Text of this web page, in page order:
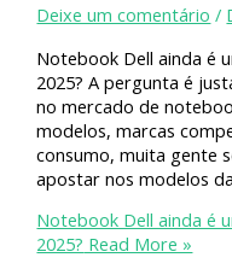
Deixe um comentário /
Notebook Dell ainda é
2025? A pergunta é
no mercado de
modelos, marcas
consumo, muita gente
apostar nos modelos
Notebook Dell ainda é
2025? Read More »